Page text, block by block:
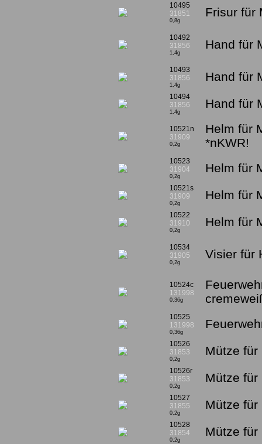
10495
31851
0,8g
Frisur für
10492
31856
1,4g
Hand für
10493
31856
1,4g
Hand für
10494
31856
1,4g
Hand für
10521n
31909
0,2g
Helm für
*nKWR!
10523
31904
0,2g
Helm für
10521s
31909
0,2g
Helm für
10522
31910
0,2g
Helm für
10534
31905
0,2g
Visier für
10524c
131998
0,36g
10525
131998
0,36g
10526
31853
0,2g
Mütze für
10526r
31853
0,2g
Mütze für
10527
31855
0,2g
Mütze für
10528
31854
0,2g
Mütze für